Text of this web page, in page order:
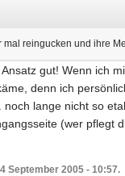
reingucken und ihre
gut! Wenn ich
denn ich
lange nicht so
(wer pflegt
September 2005 - 10:57.